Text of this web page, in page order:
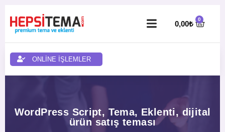
0,00₺
ONLİNE İŞLEMLER
WordPress Script, Tema, Eklenti, dijital
ürün satış teması